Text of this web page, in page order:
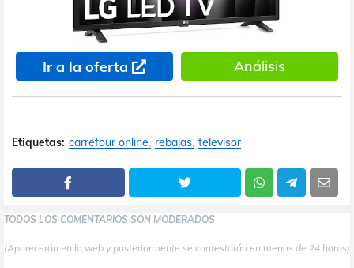
Ir a la oferta Análisis
Etiquetas: carrefour online rebajas televisor
TODOS LOS COMENTARIOS SON MODERADOS
(Aparecerán en la web y posteriormente se contestarán en menos de 24 horas)